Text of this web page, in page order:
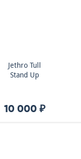
Jethro Tull
Stand Up
10 000 ₽